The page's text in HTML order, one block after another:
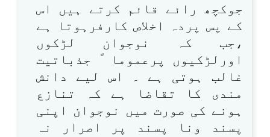
جوکچھ رائے قائم کرتے ہیں اس
کے پس پردہ اخلاص کارفرہوتا ہے
،جب کہ نوجوان لڑکوں
اورلڑکیوں پرعموما ً جذباتیت
غالب ہوتی ہے ۔ اس لیے دانش
مندی کا تقاضا ہے کہ تنازع
ہونے کی صورت میں نوجوان اپنی
پسند ونا پسند پر اصرار نہ